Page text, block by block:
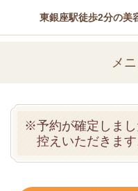
東銀座駅徒歩2分の美
メ
※予約が確定しま
控えいただきま